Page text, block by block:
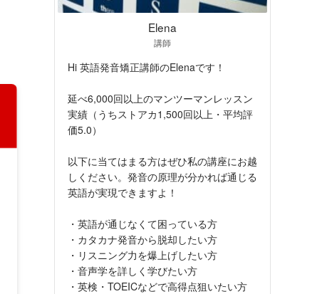
Elena
講師
Hi 英語発音矯正講師のElenaです！
延べ6,000回以上のマンツーマンレッスン
実績（うちストアカ1,500回以上・平均評
価5.0）
以下に当てはまる方はぜひ私の講座にお越
しください。発音の原理が分かれば通じる
英語が実現できますよ！
・英語が通じなくて困っている方
・カタカナ発音から脱却したい方
・リスニング力を爆上げしたい方
・音声学を詳しく学びたい方
・英検・TOEICなどで高得点狙いたい方